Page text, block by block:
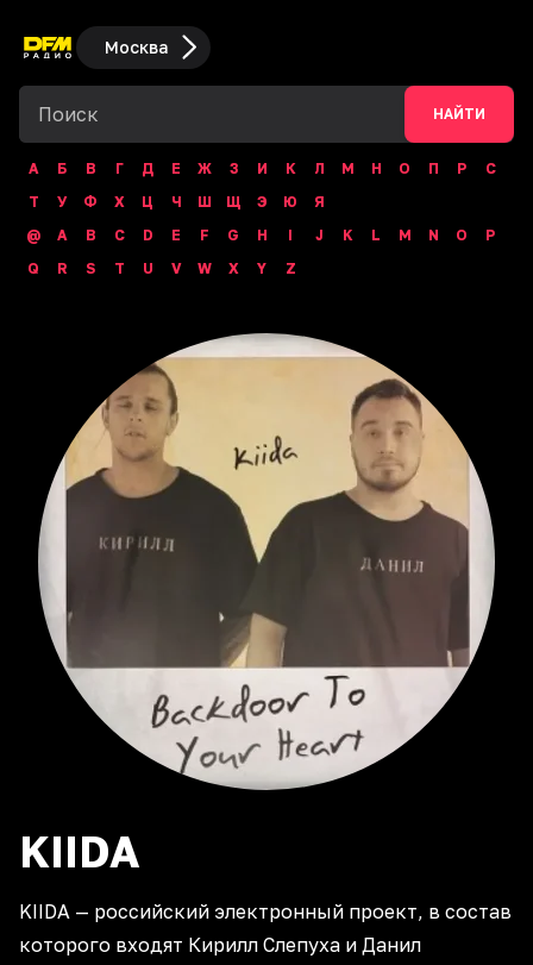
Москва
НАЙТИ
А Б В Г Д Е Ж З И К Л М Н О П Р
С
Т
У Ф Х Ц Ч Ш Щ Э Ю
Я
@
A B C D E F G H I J K L M N O
P
Q
R S T U V W X Y Z
KIIDA
KIIDA — российский электронный проект, в состав
которого входят Кирилл Слепуха и Данил